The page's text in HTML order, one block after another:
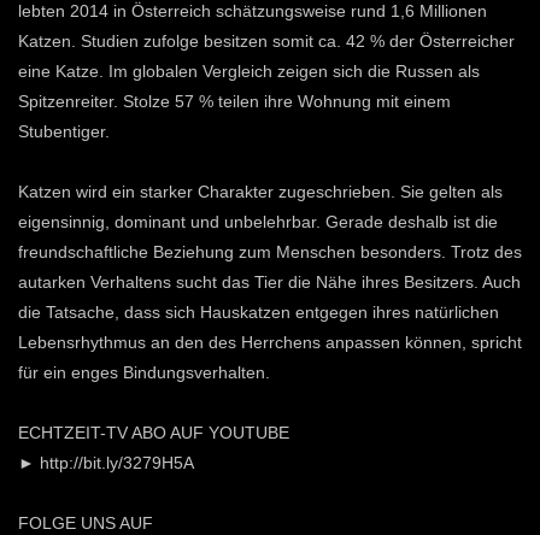
lebten 2014 in Österreich schätzungsweise rund 1,6 Millionen
Katzen. Studien zufolge besitzen somit ca. 42 % der Österreicher
eine Katze. Im globalen Vergleich zeigen sich die Russen als
Spitzenreiter. Stolze 57 % teilen ihre Wohnung mit einem
Stubentiger.
Katzen wird ein starker Charakter zugeschrieben. Sie gelten als
eigensinnig, dominant und unbelehrbar. Gerade deshalb ist die
freundschaftliche Beziehung zum Menschen besonders. Trotz des
autarken Verhaltens sucht das Tier die Nähe ihres Besitzers. Auch
die Tatsache, dass sich Hauskatzen entgegen ihres natürlichen
Lebensrhythmus an den des Herrchens anpassen können, spricht
für ein enges Bindungsverhalten.
ECHTZEIT-TV ABO AUF YOUTUBE
► http://bit.ly/3279H5A
FOLGE UNS AUF